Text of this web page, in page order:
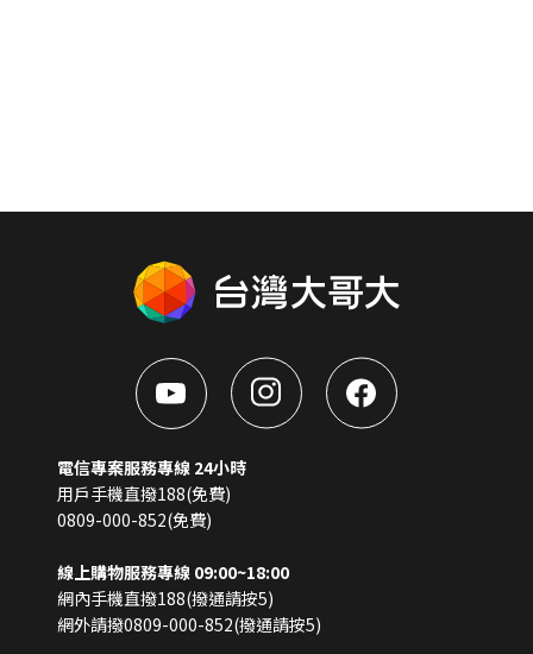
電信專案服務專線 24小時
用戶手機直撥188(免費)
0809-000-852(免費)
線上購物服務專線 09:00~18:00
網內手機直撥188(撥通請按5)
網外請撥0809-000-852(撥通請按5)